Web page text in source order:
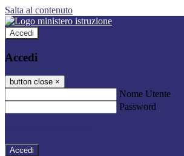
Salta al contenuto
Accedi
Accedi
button close ×
Nome Utente
Password